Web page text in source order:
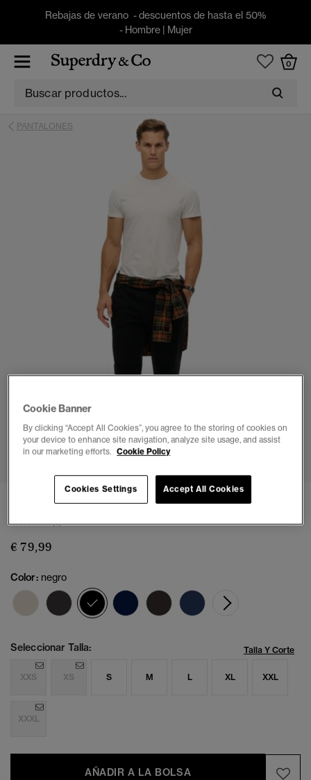
Rebajas de verano - descuentos de hasta el 50%
- Hombre| Mujer
0
PANTALONES
1 2 3 4 5 6 7
Joggers Essential Logo Semi Cepillados
(5)
€ 79,99
Color: negro
seleccionado
Seleccionar Talla: Talla Y Corte
XXS XS S M L XL XXL
XXXL
AÑADIR A LA BOLSA
Cookie Banner
By clicking “Accept All Cookies”, you agree to the storing of cookies on
your device to enhance site navigation, analyze site usage, and assist
in our marketing efforts. Cookie Policy
Accept All Cookies
Cookies Settings